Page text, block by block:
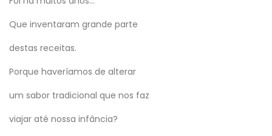
Que inventaram grande parte
destas receitas.
Porque haveríamos de alterar
um sabor tradicional que nos faz
viajar até nossa infância?